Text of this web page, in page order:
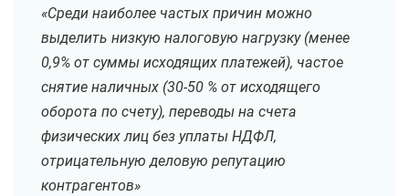
«Среди наиболее частых причин можно
выделить низкую налоговую нагрузку (менее
0,9% от суммы исходящих платежей), частое
снятие наличных (30-50 % от исходящего
оборота по счету), переводы на счета
физических лиц без уплаты НДФЛ,
отрицательную деловую репутацию
контрагентов»